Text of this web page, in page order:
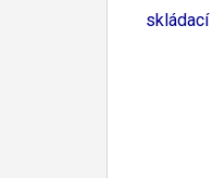
skládací